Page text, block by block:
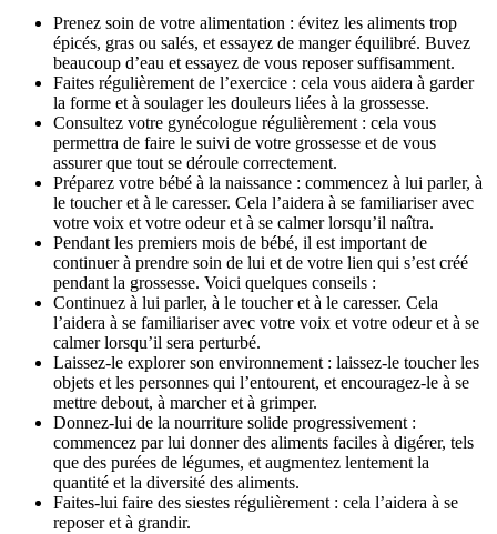
Prenez soin de votre alimentation : évitez les aliments trop
épicés, gras ou salés, et essayez de manger équilibré. Buvez
beaucoup d’eau et essayez de vous reposer suffisamment.
Faites régulièrement de l’exercice : cela vous aidera à garder
la forme et à soulager les douleurs liées à la grossesse.
Consultez votre gynécologue régulièrement : cela vous
permettra de faire le suivi de votre grossesse et de vous
assurer que tout se déroule correctement.
Préparez votre bébé à la naissance : commencez à lui parler, à
le toucher et à le caresser. Cela l’aidera à se familiariser avec
votre voix et votre odeur et à se calmer lorsqu’il naîtra.
Pendant les premiers mois de bébé, il est important de
continuer à prendre soin de lui et de votre lien qui s’est créé
pendant la grossesse. Voici quelques conseils :
Continuez à lui parler, à le toucher et à le caresser. Cela
l’aidera à se familiariser avec votre voix et votre odeur et à se
calmer lorsqu’il sera perturbé.
Laissez-le explorer son environnement : laissez-le toucher les
objets et les personnes qui l’entourent, et encouragez-le à se
mettre debout, à marcher et à grimper.
Donnez-lui de la nourriture solide progressivement :
commencez par lui donner des aliments faciles à digérer, tels
que des purées de légumes, et augmentez lentement la
quantité et la diversité des aliments.
Faites-lui faire des siestes régulièrement : cela l’aidera à se
reposer et à grandir.